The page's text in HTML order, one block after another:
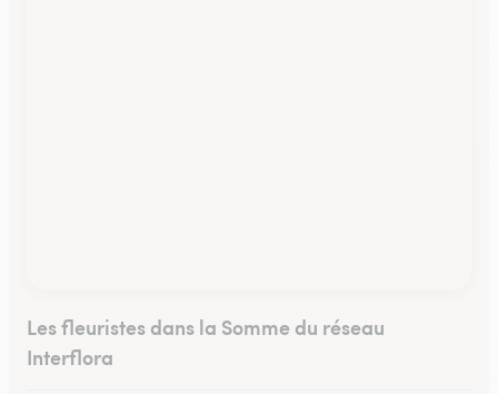
Les fleuristes dans la Somme du réseau
Interflora